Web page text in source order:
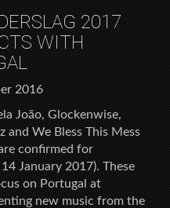
2017
WITH
2016
João, Glockenwise,
and We Bless This Mess
confirmed for
January 2017). These
on Portugal at
new music from the